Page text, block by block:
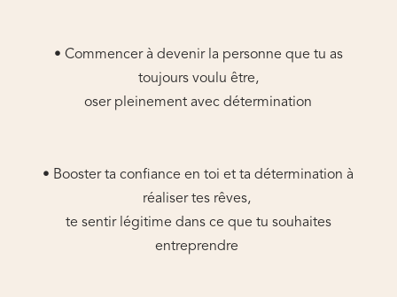
• Commencer à devenir la personne que tu as
toujours voulu être,
oser pleinement avec détermination
• Booster ta confiance en toi et ta détermination à
réaliser tes rêves,
te sentir légitime dans ce que tu souhaites
entreprendre